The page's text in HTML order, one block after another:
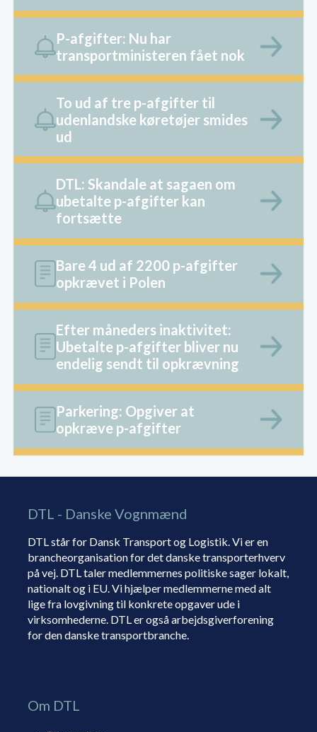
P-afgifter: Nu har
transportministeren fået nok
To ud af tre p-afgifter til
udenlandske køretøjer smides
ud
DTL: Skandale at sagaen om
ubetalte p-afgifter kan
fortsætte
Bare 4 ud af 2200 p-afgifter
opkrævet i Polen
Efter måneders inaktivitet:
Ubetalte p-afgifter bliver nu
endelig sendt til opkrævning
Parkering: Opgiver at
opkræve p-afgifter
DTL - Danske Vognmænd
DTL står for Dansk Transport og Logistik. Vi er en
brancheorganisation for det danske transporterhverv
på vej. DTL taler medlemmernes politiske sager lokalt,
nationalt og i EU. Vi hjælper medlemmerne med alt
lige fra lovgivning til konkrete opgaver ude i
virksomhederne. DTL er også arbejdsgiverforening
for den danske transportbranche.
Om DTL